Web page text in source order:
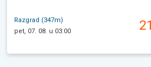
Razgrad (347m)
pet, 07. 08. u 03:00